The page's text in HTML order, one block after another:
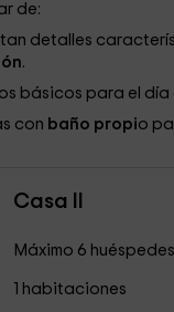
de:
detalles
.
básicos para el día
con baño propio
Casa II
Máximo 6 huéspedes
1 habitaciones